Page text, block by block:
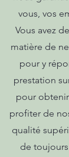
vous, vos
Vous avez
matière de
pour y
prestation
pour
profiter de
qualité
de